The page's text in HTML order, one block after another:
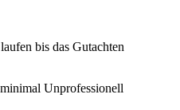
bis das Gutachten
Unprofessionell